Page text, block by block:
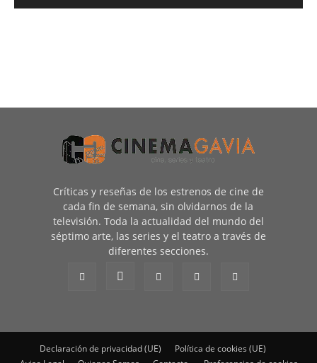
Críticas y reseñas de los estrenos de cine de
cada fin de semana, sin olvidarnos de la
televisión. Toda la actualidad del mundo del
séptimo arte, las series y el teatro a través de
diferentes secciones.
Declaración de privacidad (UE)
Política de cookies (UE)